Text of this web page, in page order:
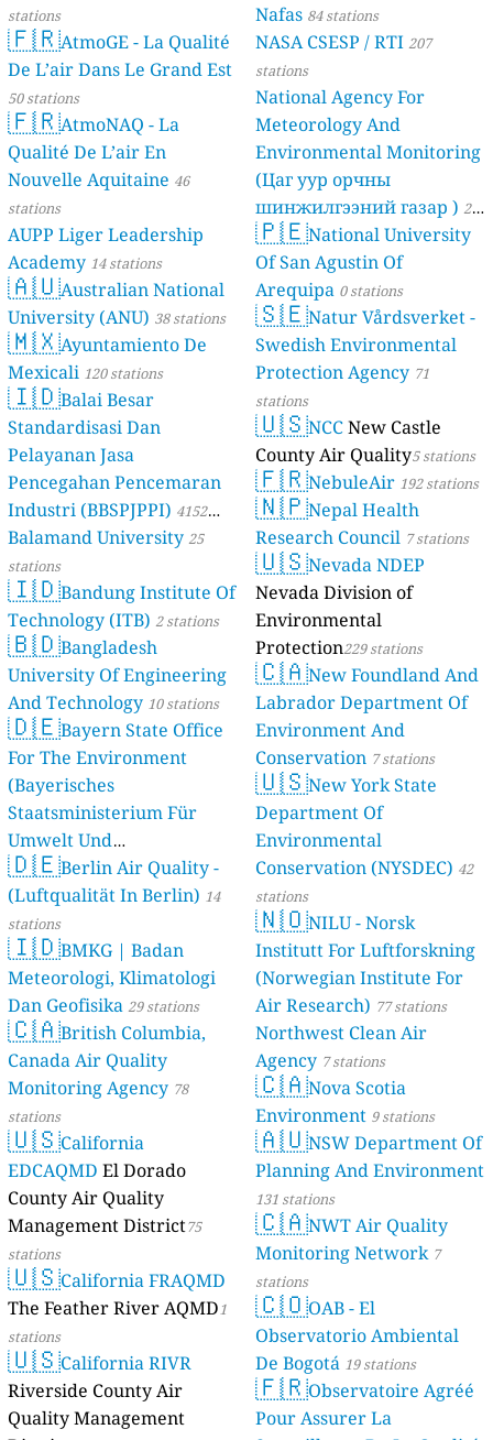
stations
🇫🇷AtmoGE - La Qualité
De L’air Dans Le Grand Est
50 stations
🇫🇷AtmoNAQ - La
Qualité De L’air En
Nouvelle Aquitaine 46
stations
AUPP Liger Leadership
Academy 14 stations
🇦🇺Australian National
University (ANU) 38 stations
🇲🇽Ayuntamiento De
Mexicali 120 stations
🇮🇩Balai Besar
Standardisasi Dan
Pelayanan Jasa
Pencegahan Pencemaran
Industri (BBSPJPPI) 4152
stations
Balamand University25
stations
🇮🇩Bandung Institute Of
Technology (ITB) 2 stations
🇧🇩Bangladesh
University Of Engineering
And Technology 10 stations
🇩🇪Bayern State Office
For The Environment
(Bayerisches
Staatsministerium Für
Umwelt Und
Verbraucherschutz) - LfU
46 stations
🇩🇪Berlin Air Quality -
(Luftqualität In Berlin) 14
stations
🇮🇩BMKG | Badan
Meteorologi, Klimatologi
Dan Geofisika 29 stations
🇨🇦British Columbia,
Canada Air Quality
Monitoring Agency 78
stations
🇺🇸California
EDCAQMD El Dorado
County Air Quality
Management District75
stations
🇺🇸California FRAQMD
The Feather River AQMD1
stations
🇺🇸California RIVR
Riverside County Air
Quality Management
Nafas 84 stations
NASA CSESP / RTI 207
stations
National Agency For
Meteorology And
Environmental Monitoring
(Цаг уур орчны
шинжилгээний газар ) 21
stations
🇵🇪National University
Of San Agustin Of
Arequipa 0 stations
🇸🇪Natur Vårdsverket -
Swedish Environmental
Protection Agency 71
stations
🇺🇸NCCNew Castle
County Air Quality5 stations
🇫🇷NebuleAir 192 stations
🇳🇵Nepal Health
Research Council 7 stations
🇺🇸Nevada NDEP
Nevada Division of
Environmental
Protection229 stations
🇨🇦New Foundland And
Labrador Department Of
Environment And
Conservation 7 stations
🇺🇸New York State
Department Of
Environmental
Conservation (NYSDEC) 42
stations
🇳🇴NILU - Norsk
Institutt For Luftforskning
(Norwegian Institute For
Air Research) 77 stations
Northwest Clean Air
Agency 7 stations
🇨🇦Nova Scotia
Environment 9 stations
🇦🇺NSW Department Of
Planning And Environment
131 stations
🇨🇦NWT Air Quality
Monitoring Network 7
stations
🇨🇴OAB - El
Observatorio Ambiental
De Bogotá 19 stations
🇫🇷Observatoire Agréé
Pour Assurer La